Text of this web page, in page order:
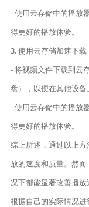
- 使用云存储中的播放
得更好的播放体验。
3. 使用云存储加速下载
- 将视频文件下载到云
盘），以便在其他设备
- 使用云存储中的播放
得更好的播放体验。
综上所述，通过以上
放的速度和质量。然
况下都能显著改善播
根据自己的实际情况